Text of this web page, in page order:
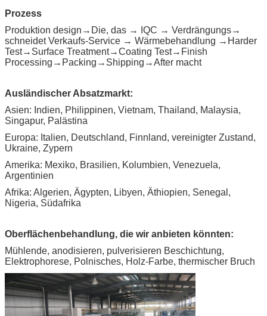
Prozess
Produktion design→Die, das → IQC → Verdrängungs→
schneidet Verkaufs-Service → Wärmebehandlung →Harder
Test→Surface Treatment→Coating Test→Finish
Processing→Packing→Shipping→After macht
Ausländischer Absatzmarkt:
Asien: Indien, Philippinen, Vietnam, Thailand, Malaysia,
Singapur, Palästina
Europa: Italien, Deutschland, Finnland, vereinigter Zustand,
Ukraine, Zypern
Amerika: Mexiko, Brasilien, Kolumbien, Venezuela,
Argentinien
Afrika: Algerien, Ägypten, Libyen, Äthiopien, Senegal,
Nigeria, Südafrika
Oberflächenbehandlung, die wir anbieten könnten:
Mühlende, anodisieren, pulverisieren Beschichtung,
Elektrophorese, Polnisches, Holz-Farbe, thermischer Bruch